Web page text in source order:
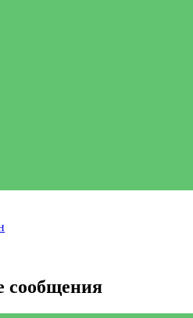
сообщения